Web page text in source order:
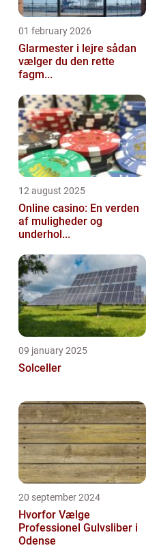
01 february 2026
Glarmester i lejre sådan
vælger du den rette
fagm...
12 august 2025
Online casino: En verden
af muligheder og
underhol...
09 january 2025
Solceller
20 september 2024
Hvorfor Vælge
Professionel Gulvsliber i
Odense